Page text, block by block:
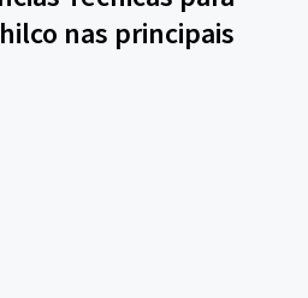
nas principais